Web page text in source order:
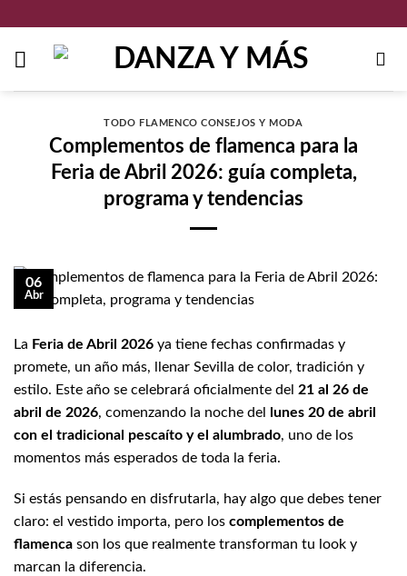
contenido
TODO FLAMENCO CONSEJOS Y MODA
Complementos de flamenca para la
Feria de Abril 2026: guía completa,
programa y tendencias
06
Abr
La Feria de Abril 2026 ya tiene fechas confirmadas y
promete, un año más, llenar Sevilla de color, tradición y
estilo. Este año se celebrará oficialmente del 21 al 26 de
abril de 2026, comenzando la noche del lunes 20 de abril
con el tradicional pescaíto y el alumbrado, uno de los
momentos más esperados de toda la feria.
Si estás pensando en disfrutarla, hay algo que debes tener
claro: el vestido importa, pero los complementos de
flamenca son los que realmente transforman tu look y
marcan la diferencia.